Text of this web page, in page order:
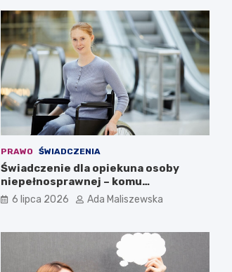
PRAWO ŚWIADCZENIA
Świadczenie dla opiekuna osoby
niepełnosprawnej – komu
przysługuje?
6 lipca 2026 Ada Maliszewska